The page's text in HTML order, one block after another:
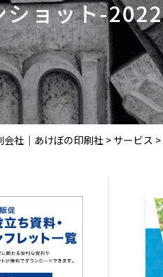
ショット-
社｜あけぼの印刷社 > サービス >